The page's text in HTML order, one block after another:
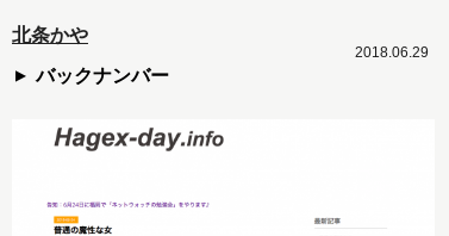
北条かや
バックナンバー
2018.06.29